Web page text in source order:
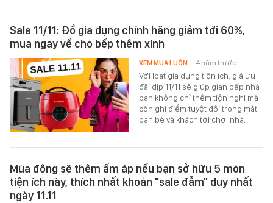
Sale 11/11: Đồ gia dụng chính hãng giảm tới 60%,
mua ngay về cho bếp thêm xinh
Với loạt gia dụng tiện ích, giá ưu
đãi dịp 11/11 sẽ giúp gian bếp nhà
bạn không chỉ thêm tiện nghi mà
còn ghi điểm tuyệt đối trong mắt
bạn bè và khách tới chơi nhà.
XEM MUA LUÔN - 4 năm trước
Mùa đông sẽ thêm ấm áp nếu bạn sở hữu 5 món
tiện ích này, thích nhất khoản "sale đẫm" duy nhất
ngày 11.11